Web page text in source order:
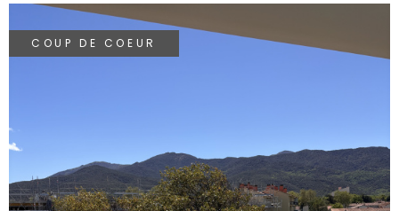
NOTRE
COUP DE COEUR